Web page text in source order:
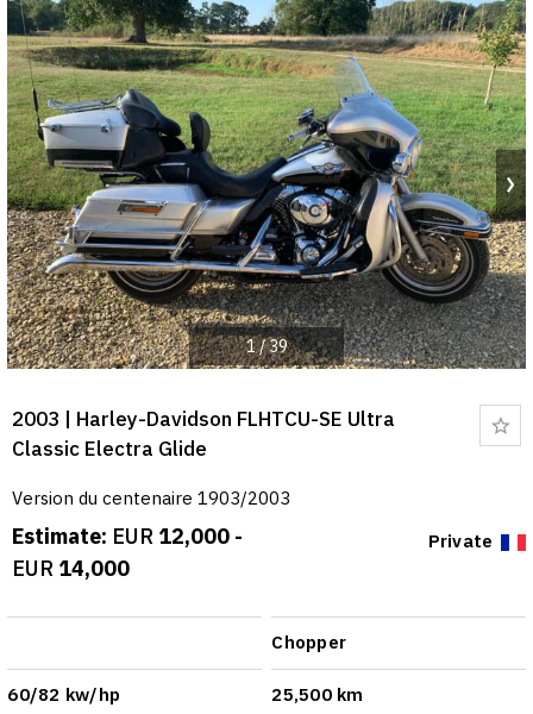
1/39
2003 | Harley-Davidson FLHTCU-SE Ultra
Classic Electra Glide
Version du centenaire 1903/2003
Estimate: EUR 12,000 -
EUR 14,000
Private
Chopper
60/82 kw/hp 25,500 km